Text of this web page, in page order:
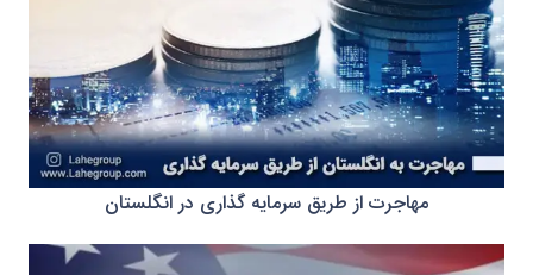
مهاجرت از طریق سرمایه گذاری در انگلستان